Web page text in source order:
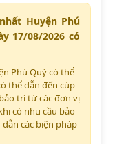
Huyện Phú
17/08/2026 có
Phú Quý có thể
thể dẫn đến cúp
trì từ các đơn vị
có nhu cầu bảo
các biện pháp